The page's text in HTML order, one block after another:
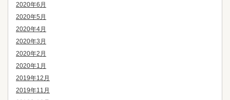
2020年6月
2020年5月
2020年4月
2020年3月
2020年2月
2020年1月
2019年12月
2019年11月